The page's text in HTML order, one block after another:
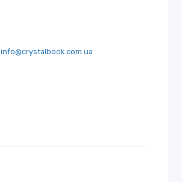
info@crystalbook.com.ua